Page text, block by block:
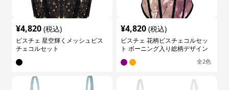
¥4,820 (税込)
ビスチェ 星空輝くメッシュビス
チェコルセット
¥4,820 (税込)
ビスチェ 花柄ビスチェコルセッ
ト ボーニング入り総柄デザイン
全2色